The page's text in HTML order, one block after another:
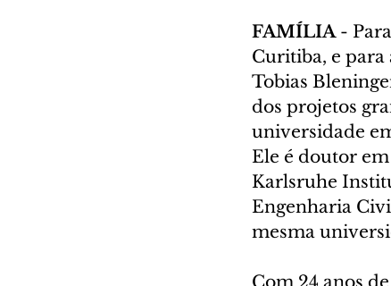
FAMÍLIA -
Curitiba, e para
Tobias
dos projetos
universidade
Ele é doutor
Karlsruhe
Engenharia
mesma